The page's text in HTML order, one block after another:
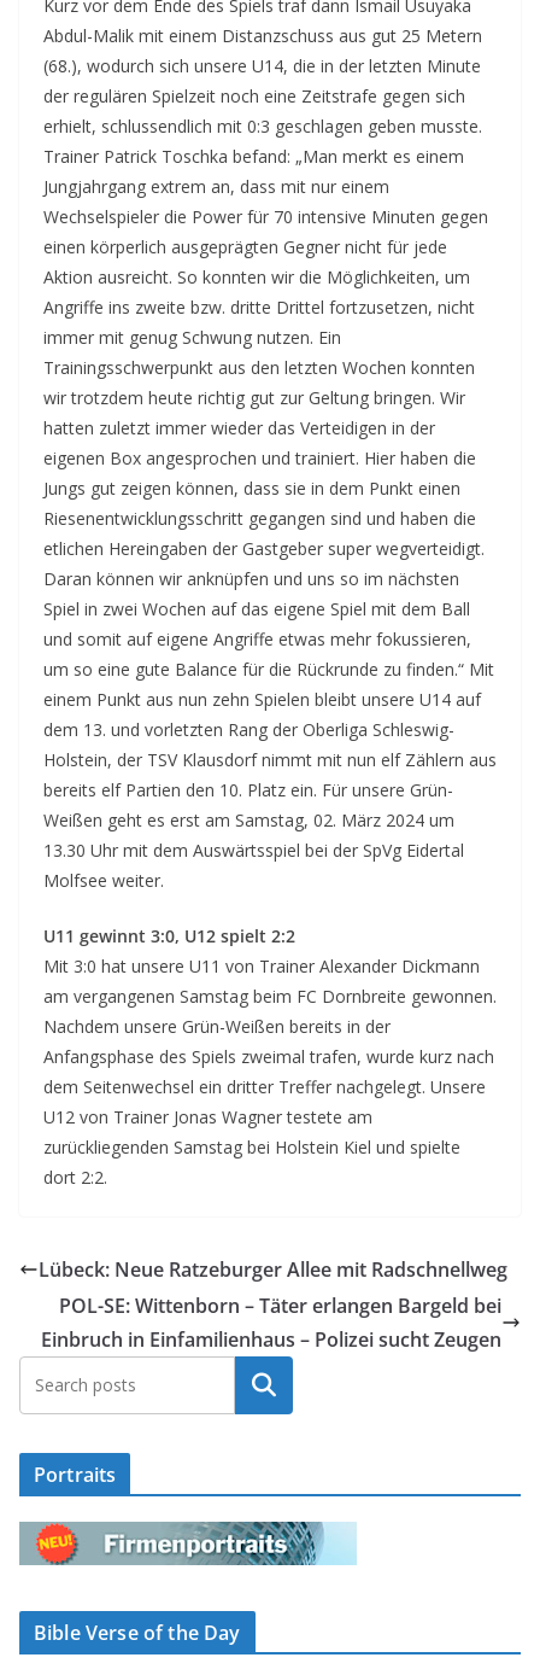
Kurz vor dem Ende des Spiels traf dann Ismail Usuyaka
Abdul-Malik mit einem Distanzschuss aus gut 25 Metern
(68.), wodurch sich unsere U14, die in der letzten Minute
der regulären Spielzeit noch eine Zeitstrafe gegen sich
erhielt, schlussendlich mit 0:3 geschlagen geben musste.
Trainer Patrick Toschka befand: „Man merkt es einem
Jungjahrgang extrem an, dass mit nur einem
Wechselspieler die Power für 70 intensive Minuten gegen
einen körperlich ausgeprägten Gegner nicht für jede
Aktion ausreicht. So konnten wir die Möglichkeiten, um
Angriffe ins zweite bzw. dritte Drittel fortzusetzen, nicht
immer mit genug Schwung nutzen. Ein
Trainingsschwerpunkt aus den letzten Wochen konnten
wir trotzdem heute richtig gut zur Geltung bringen. Wir
hatten zuletzt immer wieder das Verteidigen in der
eigenen Box angesprochen und trainiert. Hier haben die
Jungs gut zeigen können, dass sie in dem Punkt einen
Riesenentwicklungsschritt gegangen sind und haben die
etlichen Hereingaben der Gastgeber super wegverteidigt.
Daran können wir anknüpfen und uns so im nächsten
Spiel in zwei Wochen auf das eigene Spiel mit dem Ball
und somit auf eigene Angriffe etwas mehr fokussieren,
um so eine gute Balance für die Rückrunde zu finden.“ Mit
einem Punkt aus nun zehn Spielen bleibt unsere U14 auf
dem 13. und vorletzten Rang der Oberliga Schleswig-
Holstein, der TSV Klausdorf nimmt mit nun elf Zählern aus
bereits elf Partien den 10. Platz ein. Für unsere Grün-
Weißen geht es erst am Samstag, 02. März 2024 um
13.30 Uhr mit dem Auswärtsspiel bei der SpVg Eidertal
Molfsee weiter.
U11 gewinnt 3:0, U12 spielt 2:2
Mit 3:0 hat unsere U11 von Trainer Alexander Dickmann
am vergangenen Samstag beim FC Dornbreite gewonnen.
Nachdem unsere Grün-Weißen bereits in der
Anfangsphase des Spiels zweimal trafen, wurde kurz nach
dem Seitenwechsel ein dritter Treffer nachgelegt. Unsere
U12 von Trainer Jonas Wagner testete am
zurückliegenden Samstag bei Holstein Kiel und spielte
dort 2:2.
Lübeck: Neue Ratzeburger Allee mit Radschnellweg
POL-SE: Wittenborn – Täter erlangen Bargeld bei
Einbruch in Einfamilienhaus – Polizei sucht Zeugen
Suchen
Portraits
Bible Verse of the Day